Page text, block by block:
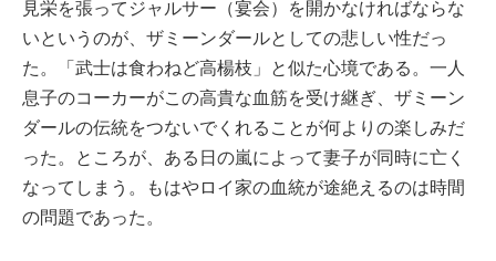
見栄を張ってジャルサー（宴会）を開かなければならな
いというのが、ザミーンダールとしての悲しい性だっ
た。「武士は食わねど高楊枝」と似た心境である。一人
息子のコーカーがこの高貴な血筋を受け継ぎ、ザミーン
ダールの伝統をつないでくれることが何よりの楽しみだ
った。ところが、ある日の嵐によって妻子が同時に亡く
なってしまう。もはやロイ家の血統が途絶えるのは時間
の問題であった。